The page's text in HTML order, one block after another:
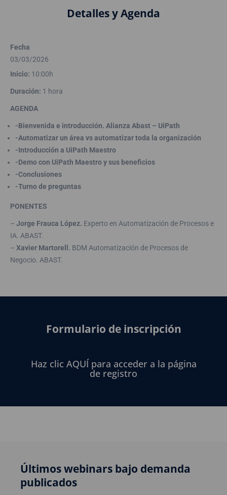
Detalles y Agenda
Fecha
03/03/2026
Inicio: 10:00h
Duración: 1 hora
AGENDA
-Bienvenida e introducción. Alianza Abast – UiPath
-Automatizar un área vs automatizar toda la organización
-Introducción a UiPath Maestro
-Demo con UiPath Maestro y sus beneficios
-Conclusiones
-Turno de preguntas
PONENTES
– Jorge Frauca López. Experto en Automatización de Procesos e
IA. ABAST.
– Xavier Martorell. BDM Automatización de Procesos de
Negocio. ABAST.
Formulario de inscripción
Haz clic AQUÍ para acceder a la página
de registro
Últimos webinars bajo demanda
publicados